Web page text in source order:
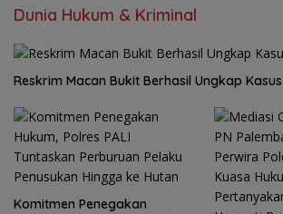
Dunia Hukum & Kriminal
Reskrim Macan Bukit Berhasil Ungkap
Komitmen Penegakan